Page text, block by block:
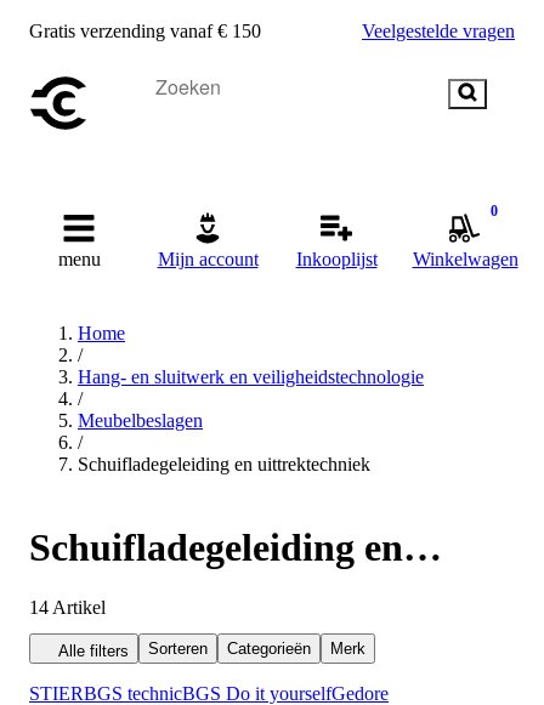
Gratis verzending vanaf € 150 Veelgestelde vragen
menu Mijn account Inkooplijst
0
Winkelwagen
Home
/
Hang- en sluitwerk en veiligheidstechnologie
/
Meubelbeslagen
/
Schuifladegeleiding en uittrektechniek
Schuifladegeleiding en
uittrektechniek
14 Artikel
Alle filters Sorteren Categorieën Merk
STIERBGS technicBGS Do it yourselfGedore